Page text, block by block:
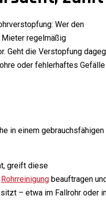
Wer den
Mieter regelmäßig
Geht die Verstopfung
oder fehlerhaftes
in einem gebrauchsfähigen
greift diese
Rohrreinigung beauftragen
– etwa im Fallrohr oder